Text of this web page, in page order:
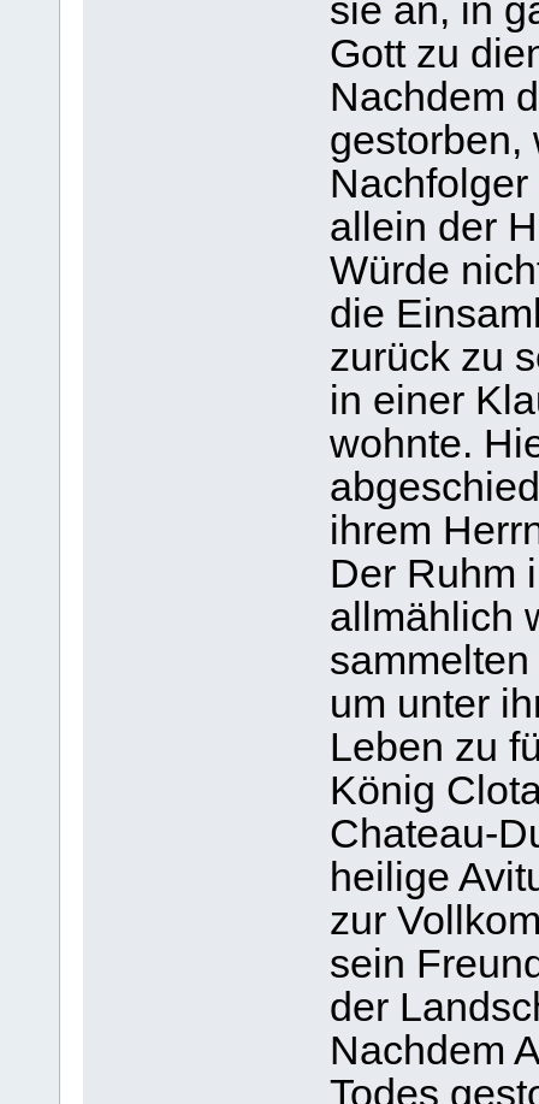
sie an, in
Gott zu
Nachdem
gestorben,
allein der
Würde
die
zurück zu
in einer
wohnte.
ihrem
Der Ruhm
allmählich
um unter
Leben zu
König
Chateau-
heilige
zur
sein
der
Nachdem
Todes